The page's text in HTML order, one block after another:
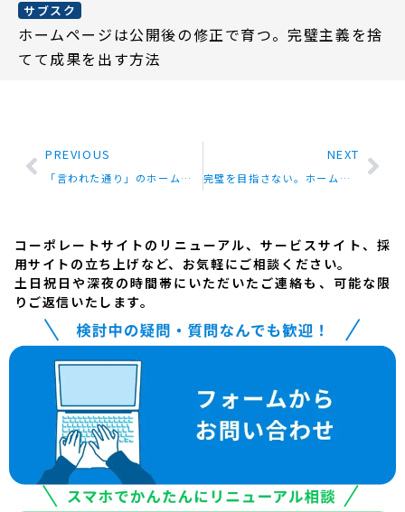
サブスク
ホームページは公開後の修正で育つ。完璧主義を捨
てて成果を出す方法
PREVIOUS
「言われた通り」のホームページ制作が、なぜか成果につながらない理由
NEXT
完璧を目指さない。ホームページを公開後に育てていく運用とサブスクの話
コーポレートサイトのリニューアル、サービスサイト、採
用サイトの立ち上げなど、お気軽にご相談ください。
土日祝日や深夜の時間帯にいただいたご連絡も、可能な限
りご返信いたします。